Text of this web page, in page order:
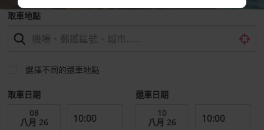
取車地點
選擇不同的還車地點
取車日期 還車日期